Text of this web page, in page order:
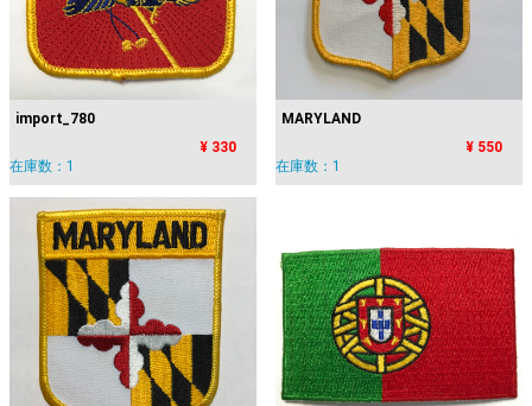
import_780
¥ 330
在庫数：1
MARYLAND
¥ 550
在庫数：1